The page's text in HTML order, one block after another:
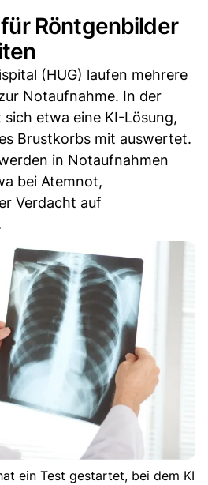
Röntgenbilder
(HUG) laufen mehrere
Notaufnahme. In der
etwa eine KI-Lösung,
Brustkorbs mit auswertet.
in Notaufnahmen
bei Atemnot,
Verdacht auf
ein Test gestartet, bei dem KI